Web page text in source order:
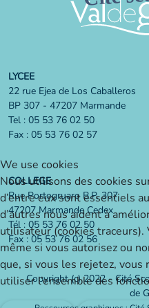
LYCEE
22 rue Ejea de Los Caballeros
BP 307 - 47207 Marmande
Tel : 05 53 76 02 50
Fax : 05 53 76 02 57
COLLEGE
Rue Portogruaro B.P. 307
47207 Marmande Cedex
Tél : 05 53 76 02 50
Fax : 05 53 76 02 56
Copyright (c) 2022 - Cité
de
We use cookies
Nous utilisons des cookies
d’entre eux sont essentiels
d’autres nous aident à
utilisateur (cookies traceurs).
même si vous autorisez ou
que, si vous les rejetez, vous
utiliser l’ensemble des